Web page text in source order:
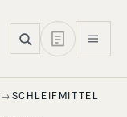
SCHLEIFMITTEL